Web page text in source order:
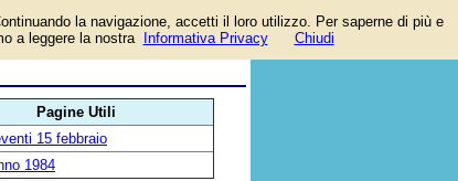
Pagine Utili
15 febbraio
1984
la navigazione, accetti il loro utilizzo. Per saperne di più e
a leggere la nostra
Informativa Privacy Chiudi